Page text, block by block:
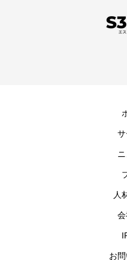
人
お